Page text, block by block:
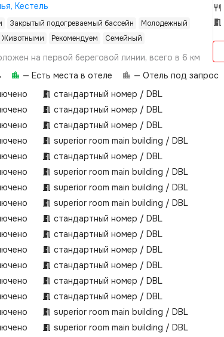
Кестель
Закрытый подогреваемый бассейн
Молодежный
Животными
Рекомендуем Семейный
на первой береговой линии, всего в 6 км
Алании. На площади в 40 000 кв.м
сад с различными видами растений и
— Есть места в отеле
— Отель под запрос
стандартный номер / DBL
стандартный номер / DBL
стандартный номер / DBL
superior room main building / DBL
стандартный номер / DBL
superior room main building / DBL
superior room main building / DBL
superior room main building / DBL
стандартный номер / DBL
стандартный номер / DBL
стандартный номер / DBL
стандартный номер / DBL
стандартный номер / DBL
стандартный номер / DBL
superior room main building / DBL
superior room main building / DBL